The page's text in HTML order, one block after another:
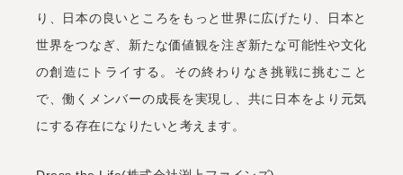
り、日本の良いところをもっと世界に広げたり、日本と
世界をつなぎ、新たな価値観を注ぎ新たな可能性や文化
の創造にトライする。その終わりなき挑戦に挑むこと
で、働くメンバーの成長を実現し、共に日本をより元気
にする存在になりたいと考えます。